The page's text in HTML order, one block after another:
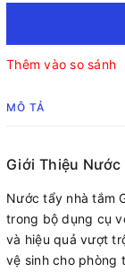
Thêm vào so sánh
MÔ TẢ
Giới Thiệu Nước
Nước tẩy nhà tắm
trong bộ dụng cụ
và hiệu quả vượt
vệ sinh cho phòng